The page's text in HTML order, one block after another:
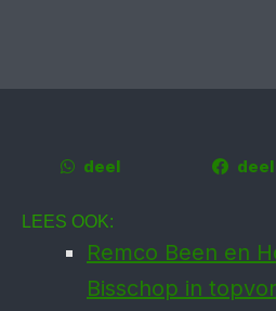
deel deel
LEES OOK:
Remco Been en
Bisschop in